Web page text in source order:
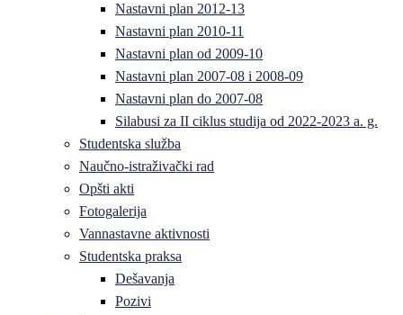
Nastavni plan 2012-13
Nastavni plan 2010-11
Nastavni plan od 2009-10
Nastavni plan 2007-08 i 2008-09
Nastavni plan do 2007-08
Silabusi za II ciklus studija od 2022-2023 a. g.
Studentska služba
Naučno-istraživački rad
Opšti akti
Fotogalerija
Vannastavne aktivnosti
Studentska praksa
Dešavanja
Pozivi